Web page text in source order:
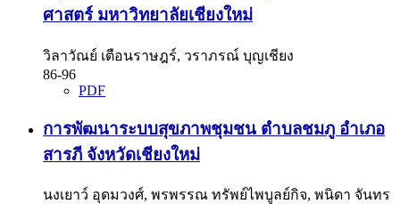
ศาสตร์ มหาวิทยาลัยเชียงใหม่
วิลาวัณย์ เตือนราษฎร์, วราภรณ์ บุญเชียง
86-96
PDF
การพัฒนาระบบสุขภาพชุมชน ตำบลชมภู อำเภอ
สารภี จังหวัดเชียงใหม่
นงเยาว์ อุดมวงศ์, พรพรรณ ทรัพย์ไพบูลย์กิจ, พนิดา จันทร